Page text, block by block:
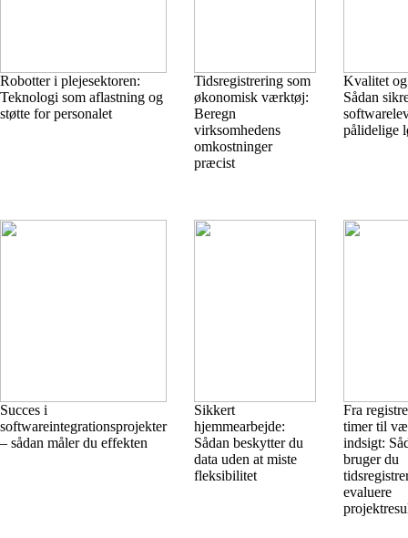
Robotter i plejesektoren:
Teknologi som aflastning og
støtte for personalet
Tidsregistrering som
økonomisk værktøj:
Beregn
virksomhedens
omkostninger
præcist
Kvalitet
Sådan
pålidelige
Succes i
softwareintegrationsprojekter
– sådan måler du effekten
Sikkert
hjemmearbejde:
Sådan beskytter du
data uden at miste
fleksibilitet
Fra
timer til
indsigt:
bruger du
evaluere